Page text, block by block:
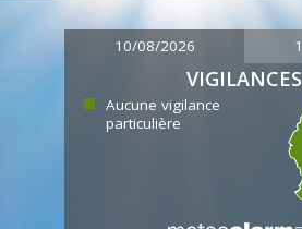
10/08/2026
VIGILANCES
Aucune vigilance
particulière